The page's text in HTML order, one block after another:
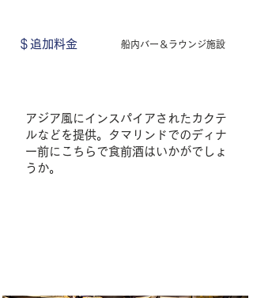
＄追加料金 船内バー＆ラウンジ施設
アジア風にインスパイアされたカクテ
ルなどを提供。タマリンドでのディナ
ー前にこちらで食前酒はいかがでしょ
うか。